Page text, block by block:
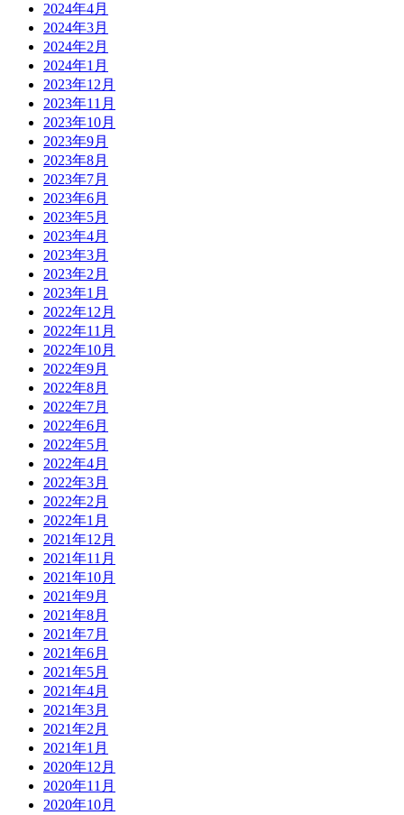
2024年4月
2024年3月
2024年2月
2024年1月
2023年12月
2023年11月
2023年10月
2023年9月
2023年8月
2023年7月
2023年6月
2023年5月
2023年4月
2023年3月
2023年2月
2023年1月
2022年12月
2022年11月
2022年10月
2022年9月
2022年8月
2022年7月
2022年6月
2022年5月
2022年4月
2022年3月
2022年2月
2022年1月
2021年12月
2021年11月
2021年10月
2021年9月
2021年8月
2021年7月
2021年6月
2021年5月
2021年4月
2021年3月
2021年2月
2021年1月
2020年12月
2020年11月
2020年10月